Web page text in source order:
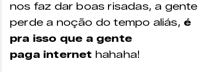
nos faz dar boas risadas, a gente
perde a noção do tempo aliás, é
pra isso que a gente
paga internet hahaha!